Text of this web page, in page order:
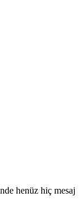
henüz hiç mesaj